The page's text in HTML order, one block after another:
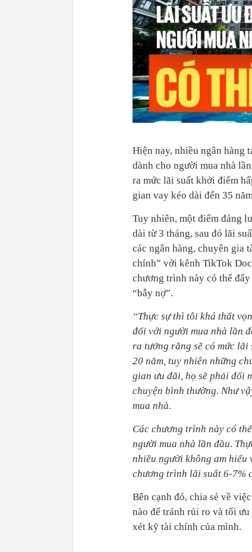
Hiện nay, nhiều ngân hàng
dành cho người mua nhà
ra mức lãi suất khởi điểm
gian vay kéo dài đến 35
Tuy nhiên, một điểm đáng
dài từ 3 tháng, sau đó lãi
các ngân hàng, chuyên gia
chính” với kênh TikTok
chương trình này có thể
“bẫy nợ”.
“Thực sự thì tôi khá thất
đối với người mua nhà lần
ra tưởng rằng sẽ có mức lãi
20 năm, tuy nhiên những
gian ưu đãi, họ sẽ phải đối
chuyện bình thường. Như
mua nhà.
Các chương trình này có
người mua nhà lần đầu.
nhiều người không am hiểu
chương trình lãi suất 6-7%
Bên cạnh đó, chia sẻ về
nào để tránh rủi ro và tối
xét kỹ tài chính của mình.